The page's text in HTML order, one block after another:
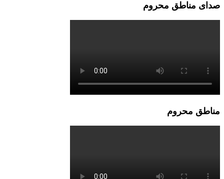
صدای مناطق محروم
مناطق محروم